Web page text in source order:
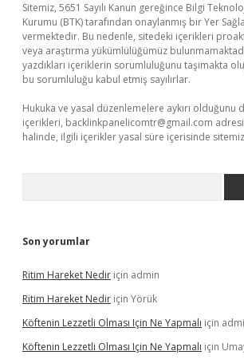
Sitemiz, 5651 Sayılı Kanun gereğince Bilgi
Kurumu (BTK) tarafından onaylanmış bir Yer
vermektedir. Bu nedenle, sitedeki içerikleri
veya araştırma yükümlülüğümüz
yazdıkları içeriklerin sorumluluğunu taşımakta
bu sorumluluğu kabul etmiş sayılırlar.
Hukuka ve yasal düzenlemelere aykırı olduğunu
içerikleri, backlinkpanelicomtr@gmail.com
halinde, ilgili içerikler yasal süre içerisinde
Son yorumlar
Ritim Hareket Nedir için admin
Ritim Hareket Nedir için Yörük
Köftenin Lezzetli Olması Için Ne Yapmalı için
Köftenin Lezzetli Olması Için Ne Yapmalı için